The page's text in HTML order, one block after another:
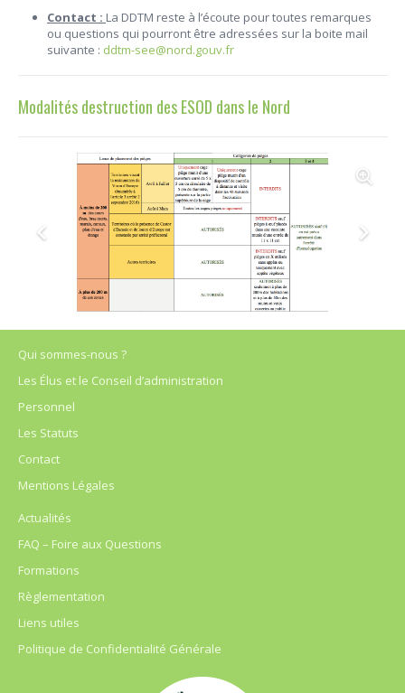
Contact : La DDTM reste à l’écoute pour toutes remarques
ou questions qui pourront être adressées sur la boite mail
suivante : ddtm-see@nord.gouv.fr
Modalités destruction des ESOD dans le Nord
Qui sommes-nous ?
Les Élus et le Conseil d’administration
Personnel
Les Statuts
Contact
Mentions Légales
Actualités
FAQ – Foire aux Questions
Formations
Règlementation
Liens utiles
Politique de Confidentialité Générale